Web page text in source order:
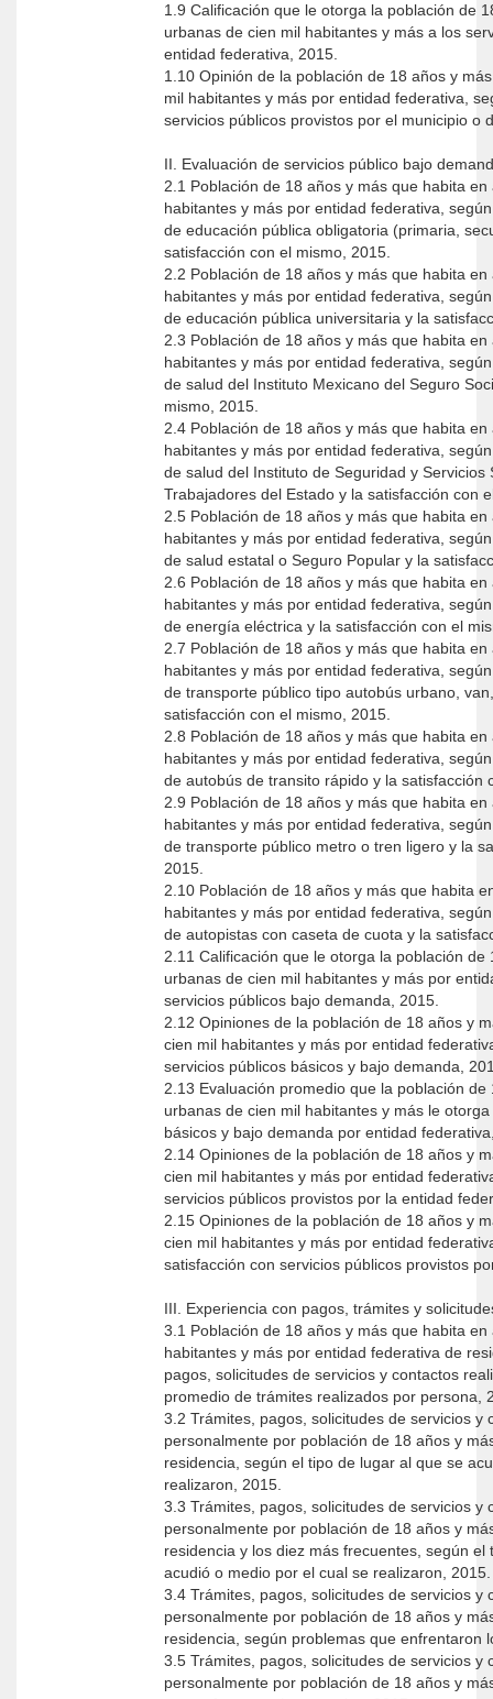
1.9 Calificación que le otorga la población de
urbanas de cien mil habitantes y más a los
entidad federativa, 2015.
1.10 Opinión de la población de 18 años y
mil habitantes y más por entidad federativa,
servicios públicos provistos por el municipio o
II. Evaluación de servicios público bajo
2.1 Población de 18 años y más que habita
habitantes y más por entidad federativa,
de educación pública obligatoria (primaria, secundaria o bachillerato) y la
satisfacción con el mismo, 2015.
2.2 Población de 18 años y más que habita
habitantes y más por entidad federativa,
de educación pública universitaria y la
2.3 Población de 18 años y más que habita
habitantes y más por entidad federativa,
de salud del Instituto Mexicano del Seguro
mismo, 2015.
2.4 Población de 18 años y más que habita
habitantes y más por entidad federativa,
de salud del Instituto de Seguridad y Servicios
Trabajadores del Estado y la satisfacción con
2.5 Población de 18 años y más que habita
habitantes y más por entidad federativa,
de salud estatal o Seguro Popular y la
2.6 Población de 18 años y más que habita
habitantes y más por entidad federativa,
de energía eléctrica y la satisfacción con el
2.7 Población de 18 años y más que habita
habitantes y más por entidad federativa,
de transporte público tipo autobús urbano,
satisfacción con el mismo, 2015.
2.8 Población de 18 años y más que habita
habitantes y más por entidad federativa,
de autobús de transito rápido y la satisfacción
2.9 Población de 18 años y más que habita
habitantes y más por entidad federativa,
de transporte público metro o tren ligero y la
2015.
2.10 Población de 18 años y más que habita
habitantes y más por entidad federativa,
de autopistas con caseta de cuota y la
2.11 Calificación que le otorga la población de
urbanas de cien mil habitantes y más por
servicios públicos bajo demanda, 2015.
2.12 Opiniones de la población de 18 años y
cien mil habitantes y más por entidad
servicios públicos básicos y bajo demanda,
2.13 Evaluación promedio que la población
urbanas de cien mil habitantes y más le
básicos y bajo demanda por entidad
2.14 Opiniones de la población de 18 años y
cien mil habitantes y más por entidad
servicios públicos provistos por la entidad
2.15 Opiniones de la población de 18 años y
cien mil habitantes y más por entidad
satisfacción con servicios públicos provistos
III. Experiencia con pagos, trámites y
3.1 Población de 18 años y más que habita
habitantes y más por entidad federativa de
pagos, solicitudes de servicios y contactos
promedio de trámites realizados por persona,
3.2 Trámites, pagos, solicitudes de servicios y
personalmente por población de 18 años y
residencia, según el tipo de lugar al que se
realizaron, 2015.
3.3 Trámites, pagos, solicitudes de servicios y
personalmente por población de 18 años y
residencia y los diez más frecuentes, según el
acudió o medio por el cual se realizaron, 2015.
3.4 Trámites, pagos, solicitudes de servicios y
personalmente por población de 18 años y
residencia, según problemas que enfrentaron
3.5 Trámites, pagos, solicitudes de servicios y
personalmente por población de 18 años y